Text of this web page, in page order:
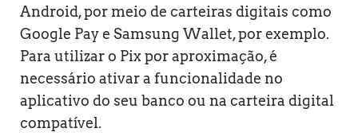
Android, por meio de carteiras digitais como
Google Pay e Samsung Wallet, por exemplo.
Para utilizar o Pix por aproximação, é
necessário ativar a funcionalidade no
aplicativo do seu banco ou na carteira digital
compatível.